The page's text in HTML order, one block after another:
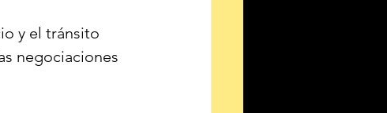
y el tránsito
negociaciones